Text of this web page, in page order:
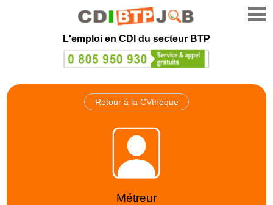
L'emploi en CDI du secteur BTP
Retour à la CVthèque
Métreur